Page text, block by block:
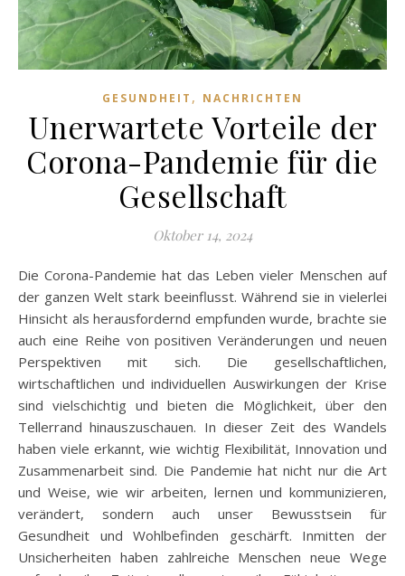
GESUNDHEIT , NACHRICHTEN
Unerwartete Vorteile der
Corona-Pandemie für die
Gesellschaft
Oktober 14, 2024
Die Corona-Pandemie hat das Leben vieler Menschen auf
der ganzen Welt stark beeinflusst. Während sie in vielerlei
Hinsicht als herausfordernd empfunden wurde, brachte sie
auch eine Reihe von positiven Veränderungen und neuen
Perspektiven mit sich. Die gesellschaftlichen,
wirtschaftlichen und individuellen Auswirkungen der Krise
sind vielschichtig und bieten die Möglichkeit, über den
Tellerrand hinauszuschauen. In dieser Zeit des Wandels
haben viele erkannt, wie wichtig Flexibilität, Innovation und
Zusammenarbeit sind. Die Pandemie hat nicht nur die Art
und Weise, wie wir arbeiten, lernen und kommunizieren,
verändert, sondern auch unser Bewusstsein für
Gesundheit und Wohlbefinden geschärft. Inmitten der
Unsicherheiten haben zahlreiche Menschen neue Wege